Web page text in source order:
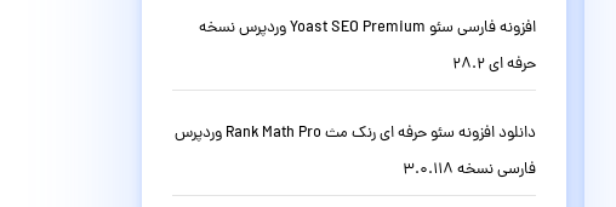
افزونه فارسی سئو Yoast SEO Premium وردپرس نسخه
حرفه ای 28.2
دانلود افزونه سئو حرفه ای رنک مث Rank Math Pro وردپرس
فارسی نسخه 3.0.118